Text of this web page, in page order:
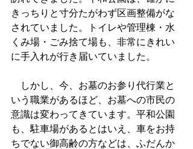
きっちりと寸分たがわず区画整備がな
されていました。トイレや管理棟・水
くみ場・ごみ捨て場も、非常にきれい
に手入れが行き届いていました。
しかし、今、お墓のお参り代行業と
いう職業があるほど、お墓への市民の
意識は変わってきています。平和公園
も、駐車場があるとはいえ、車をお持
ちでない御高齢の方などは、ふだんか